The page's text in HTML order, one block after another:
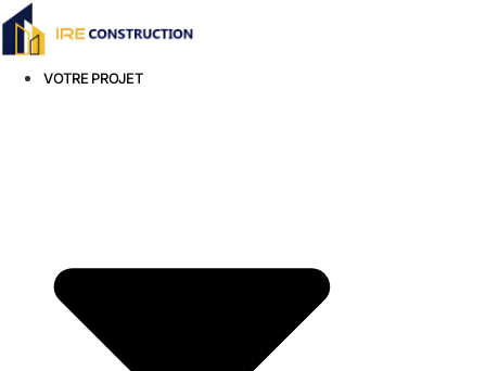
Aller
VOTRE PROJET